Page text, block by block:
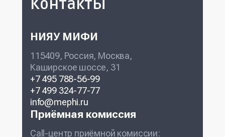
Контакты
НИЯУ МИФИ
115409, Россия, Москва,
Каширское шоссе, 31
+7 495 788-56-99
+7 499 324-77-77
info@mephi.ru
Приёмная комиссия
Call-центр приёмной комиссии: